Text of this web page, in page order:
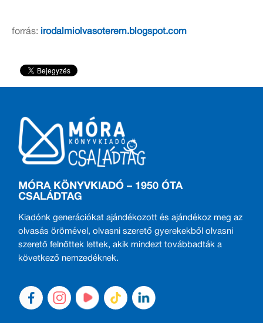
forrás: irodalmiolvasoterem.blogspot.com
MÓRA KÖNYVKIADÓ – 1950 ÓTA
CSALÁDTAG
Kiadónk generációkat ajándékozott és ajándékoz meg az
olvasás örömével, olvasni szerető gyerekekből olvasni
szerető felnőttek lettek, akik mindezt továbbadták a
következő nemzedéknek.